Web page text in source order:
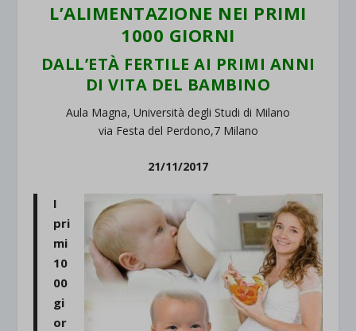
L’ALIMENTAZIONE NEI PRIMI
1000 GIORNI
DALL’ETÀ FERTILE AI PRIMI ANNI
DI VITA DEL BAMBINO
Aula Magna, Università degli Studi di Milano
via Festa del Perdono,7 Milano
21/11/2017
I
pri
mi
10
00
gi
or